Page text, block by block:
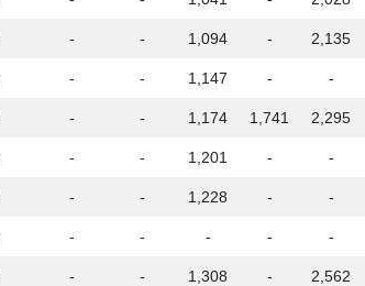
- - 1,094 - 2,135
- - 1,147 - -
- - 1,174 1,741 2,295
- - 1,201 - -
- - 1,228 - -
- - - - -
- - 1,308 - 2,562